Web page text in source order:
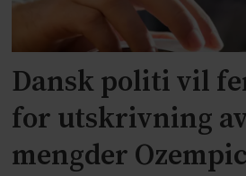
Dansk politi vil
for utskrivning
mengder Ozempic